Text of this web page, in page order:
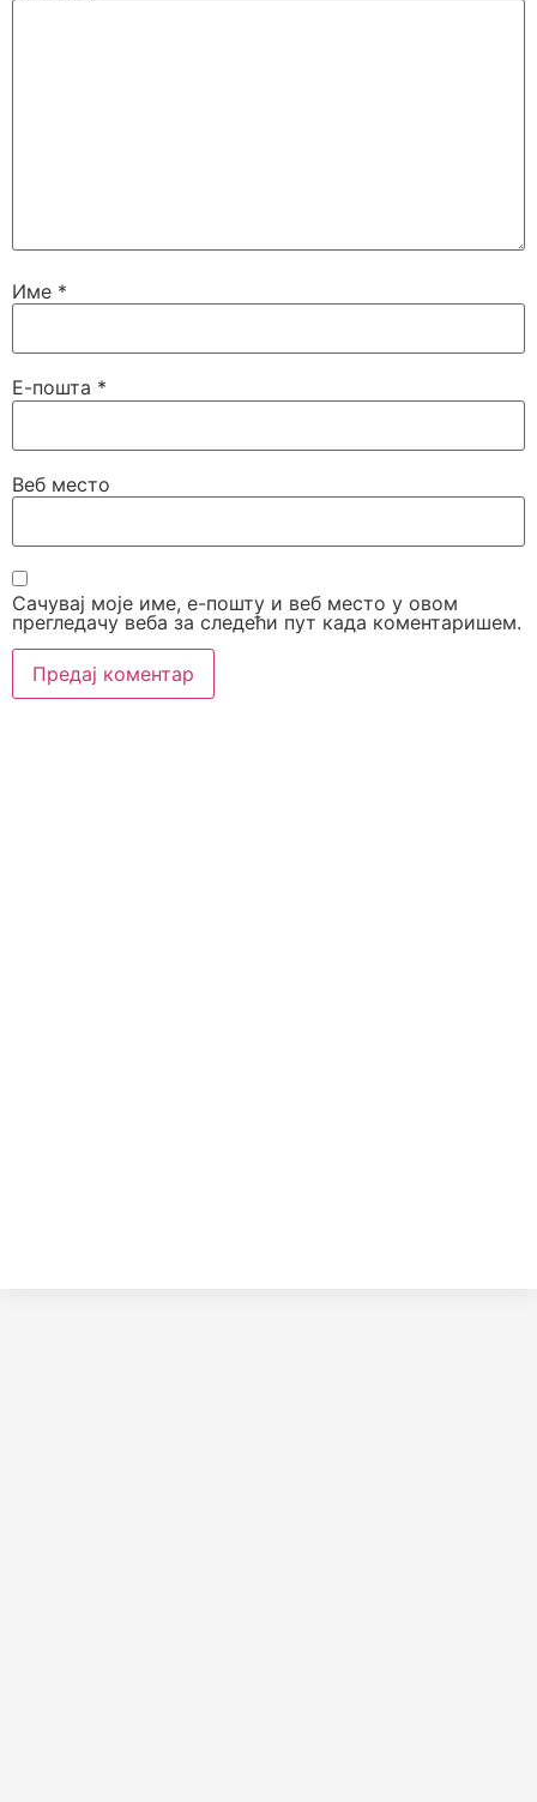
Име *
Е-пошта *
Веб место
Сачувај моје име, е-пошту и веб место у овом
прегледачу веба за следећи пут када коментаришем.